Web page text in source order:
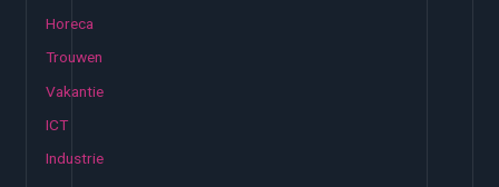
Horeca
Trouwen
Vakantie
ICT
Industrie